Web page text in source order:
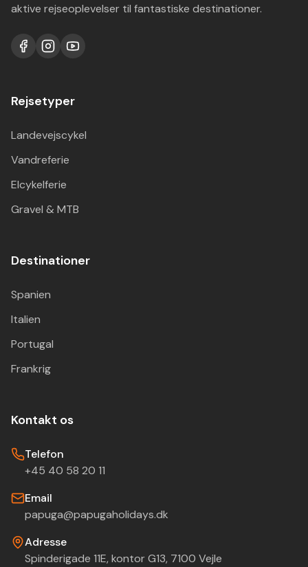
aktive rejseoplevelser til fantastiske destinationer.
Rejsetyper
Landevejscykel
Vandreferie
Elcykelferie
Gravel & MTB
Destinationer
Spanien
Italien
Portugal
Frankrig
Kontakt os
Telefon
+45 40 58 20 11
Email
papuga@papugaholidays.dk
Adresse
Spinderigade 11E, kontor G13, 7100 Vejle